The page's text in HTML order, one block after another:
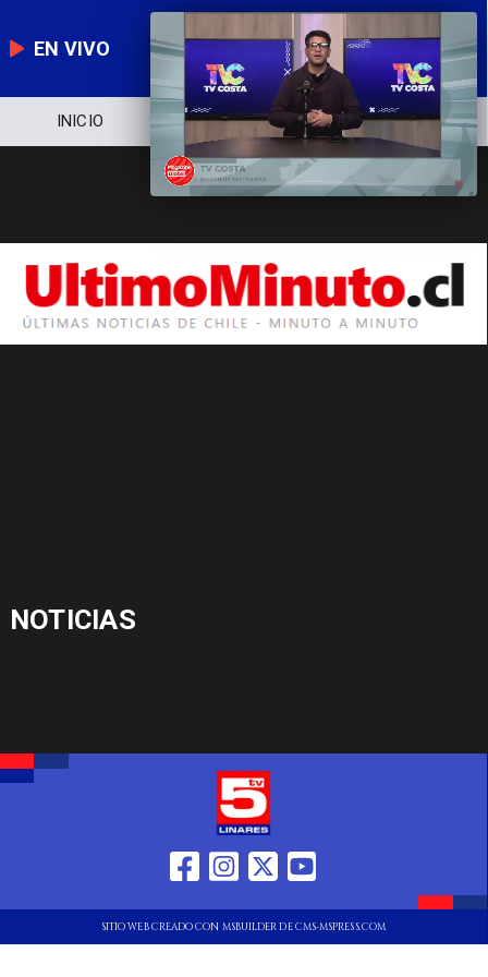
EN VIVO
INICIO NOTICIERO POLÍTICA
NOTICIAS
SITIO WEB CREADO CON MSBUILDER DE CMS-MSPRESS.COM